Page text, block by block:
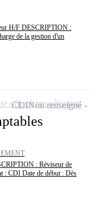
H/F DESCRIPTION :
de la gestion d'un
: Réviseur de
: CDI Date de début : Dès
CDINon renseigné
offre à ma sélection